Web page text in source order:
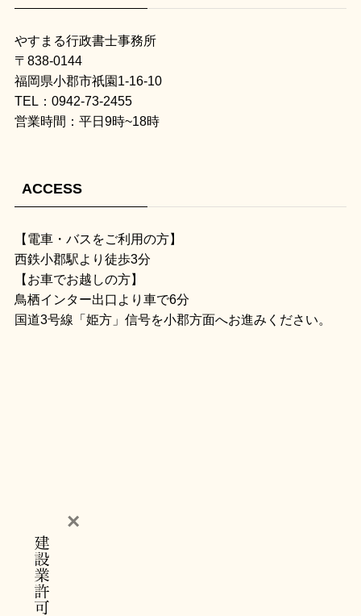
やすまる行政書士事務所
〒838-0144
福岡県小郡市祇園1-16-10
TEL：0942-73-2455
営業時間：平日9時~18時
ACCESS
【電車・バスをご利用の方】
西鉄小郡駅より徒歩3分
【お車でお越しの方】
鳥栖インター出口より車で6分
国道3号線「姫方」信号を小郡方面へお進みください。
×